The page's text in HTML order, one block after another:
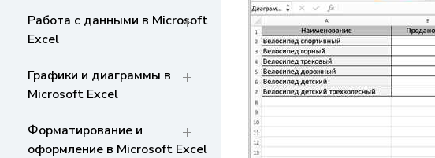
Работа с данными в Microsoft
Excel
Графики и диаграммы в
Microsoft Excel
Форматирование и
оформление в Microsoft Excel